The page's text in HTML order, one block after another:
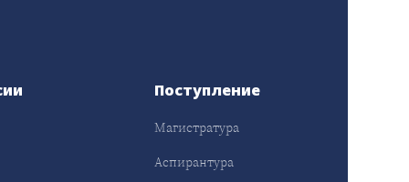
Поступление
Магистратура
Аспирантура